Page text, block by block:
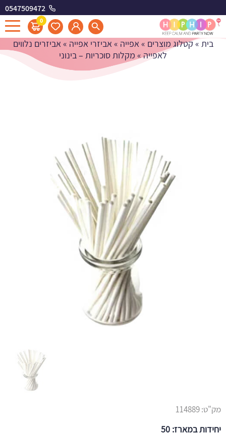
0547509472
0
מקלות סוכריות - בינוני
בית »קטלוג מוצרים »אפייה »אביזרי אפייה »אביזרים נלווים
לאפייה» מקלות סוכריות – בינוני
מק"ט:114889
יחידות במארז: 50